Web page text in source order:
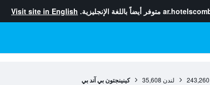
متوفر أيضاً باللغة الإنجليزية. Visit site in English
243,260 لندن 35,608 كينينجتون بي آند بي